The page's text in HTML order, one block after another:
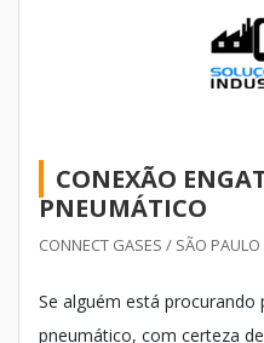
CONEXÃO
PNEUMÁTICO
CONNECT GASES / SÃO PAULO
Se alguém está
pneumático, com certeza